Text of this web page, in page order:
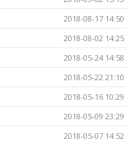
2018-08-17 14:50
2018-08-02 14:25
2018-05-24 14:58
2018-05-22 21:10
2018-05-16 10:29
2018-05-09 23:29
2018-05-07 14:52